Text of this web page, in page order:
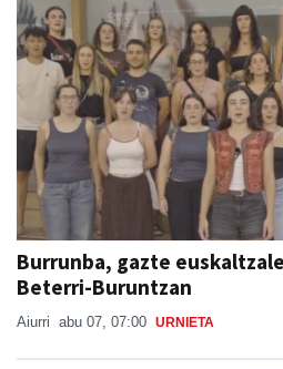
Burrunba, gazte
Beterri-Buruntzan
Aiurri abu 07, 07:00 URNIETA